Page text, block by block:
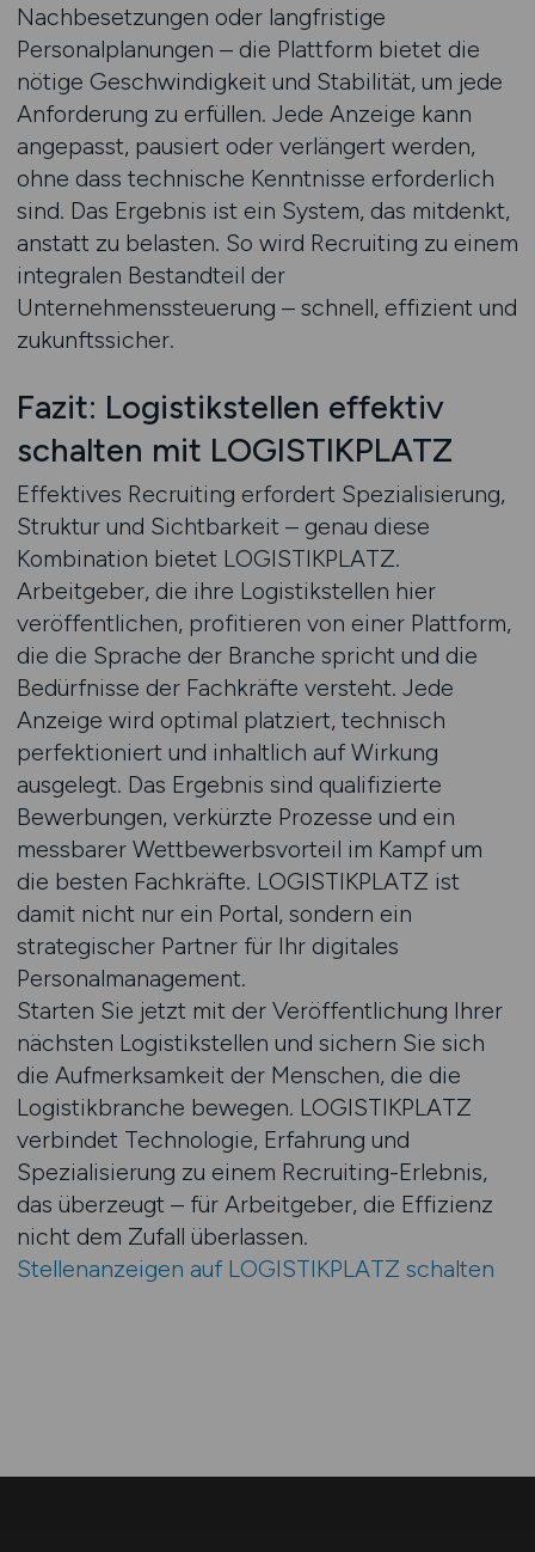
Nachbesetzungen oder langfristige
Personalplanungen – die Plattform bietet die
nötige Geschwindigkeit und Stabilität, um jede
Anforderung zu erfüllen. Jede Anzeige kann
angepasst, pausiert oder verlängert werden,
ohne dass technische Kenntnisse erforderlich
sind. Das Ergebnis ist ein System, das mitdenkt,
anstatt zu belasten. So wird Recruiting zu einem
integralen Bestandteil der
Unternehmenssteuerung – schnell, effizient und
zukunftssicher.
Fazit: Logistikstellen effektiv
schalten mit LOGISTIKPLATZ
Effektives Recruiting erfordert Spezialisierung,
Struktur und Sichtbarkeit – genau diese
Kombination bietet LOGISTIKPLATZ.
Arbeitgeber, die ihre Logistikstellen hier
veröffentlichen, profitieren von einer Plattform,
die die Sprache der Branche spricht und die
Bedürfnisse der Fachkräfte versteht. Jede
Anzeige wird optimal platziert, technisch
perfektioniert und inhaltlich auf Wirkung
ausgelegt. Das Ergebnis sind qualifizierte
Bewerbungen, verkürzte Prozesse und ein
messbarer Wettbewerbsvorteil im Kampf um
die besten Fachkräfte. LOGISTIKPLATZ ist
damit nicht nur ein Portal, sondern ein
strategischer Partner für Ihr digitales
Personalmanagement.
Starten Sie jetzt mit der Veröffentlichung Ihrer
nächsten Logistikstellen und sichern Sie sich
die Aufmerksamkeit der Menschen, die die
Logistikbranche bewegen. LOGISTIKPLATZ
verbindet Technologie, Erfahrung und
Spezialisierung zu einem Recruiting-Erlebnis,
das überzeugt – für Arbeitgeber, die Effizienz
nicht dem Zufall überlassen.
Stellenanzeigen auf LOGISTIKPLATZ schalten